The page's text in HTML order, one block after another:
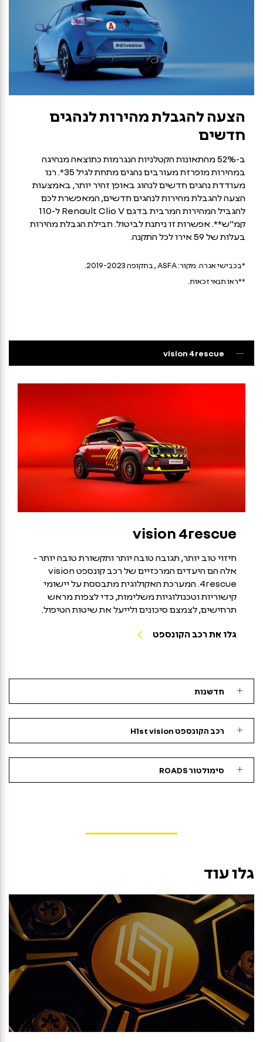
הצעה להגבלת מהירות לנהגים
חדשים
ב-52% מהתאונות הקטלניות הנגרמות כתוצאה מנהיגה
במהירות מופרזת מעורבים נהגים מתחת לגיל 35‏*. רנו
מעודדת נהגים חדשים לנהוג באופן זהיר יותר, באמצעות
הצעה להגבלת מהירות לנהגים חדשים, המאפשרת לכם
להגביל המהירות המרבית בדגם Renault Clio V ל-110
קמ"ש**. אפשרות זו ניתנת לביטול. חבילת הגבלת מהירות
בעלות של 59 אירו לכל התקנה.
*בכבישי אגרה. מקור:ASFA, בתקופה 2019-2023.
**ראו תנאי זכאות.
vision 4rescue
vision 4rescue
חיזוי טוב יותר, תגובה טובה יותר ותקשורת טובה יותר -
אלה הם היעדים המרכזיים של רכב קונספט vision
4rescue. המערכת האקולוגית מתבססת על יישומי
קישוריות וטכנולוגיות משלימות, כדי לצפות מראש
תרחישים, לצמצם סיכונים ולייעל את שיטות הטיפול.
גלו את רכב הקונספט
חדשנות
רכב הקונספט H1st vision
סימולטור ROADS
גלו עוד